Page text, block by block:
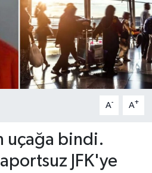
A- A+
uçağa bindi.
JFK'ye